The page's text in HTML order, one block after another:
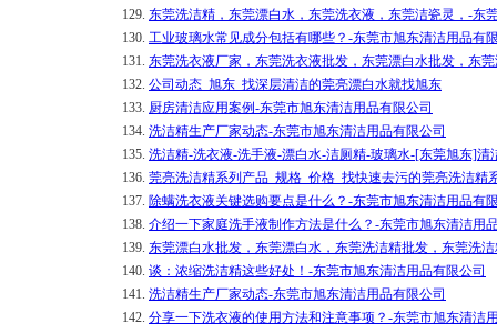
129. 东莞洗洁精，东莞漂白水，东莞洗衣液，东莞洁瓷灵，-东
130. 工业玻璃水常见成分包括有哪些？-东莞市旭东清洁用品有
131. 东莞洗衣液厂家，东莞洗衣液批发，东莞漂白水批发，东
132. 公司动态_旭东_找深层清洁的莞亮漂白水就找旭东
133. 厨房清洁应用案例-东莞市旭东清洁用品有限公司
134. 洗洁精生产厂家动态-东莞市旭东清洁用品有限公司
135. 洗洁精-洗衣液-洗手液-漂白水-洁厕精-玻璃水-[东莞旭东]清
136. 莞亮洗洁精系列产品_规格_价格_找快速去污的莞亮洗洁
137. 除螨洗衣液关键选购要点是什么？-东莞市旭东清洁用品有
138. 介绍一下家庭洗手液制作方法是什么？-东莞市旭东清洁用
139. 东莞漂白水批发，东莞漂白水，东莞洗洁精批发，东莞洗
140. 谈：浓缩洗洁精这些好处！-东莞市旭东清洁用品有限公司
141. 洗洁精生产厂家动态-东莞市旭东清洁用品有限公司
142. 分享一下洗衣液的使用方法和注意事项？-东莞市旭东清洁